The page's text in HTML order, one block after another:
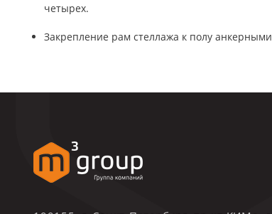
четырех.
Закрепление рам стеллажа к полу